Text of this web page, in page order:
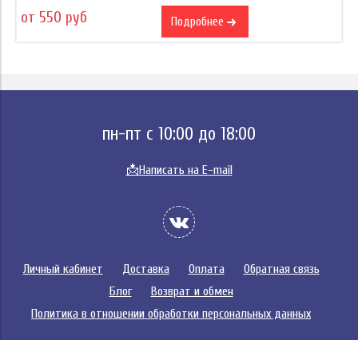
от 550 руб
Подробнее
пн-пт с 10:00 до 18:00
📩Написать на E-mail
Личный кабинет Доставка Оплата
Обратная связь
Блог
Возврат и обмен
Политика в отношении обработки персональных данных